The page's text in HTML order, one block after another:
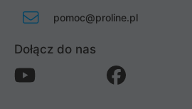
pomoc@proline.pl
Dołącz do nas